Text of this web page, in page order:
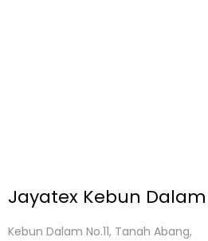
Jayatex Kebun Dalam
Kebun Dalam No.11, Tanah Abang,